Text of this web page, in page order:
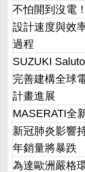
不怕開到沒電
設計速度與效
過程
SUZUKI
完善建構全球
計畫進展
MASERATI全
新冠肺炎影響
年銷量將暴跌
為達歐洲嚴格